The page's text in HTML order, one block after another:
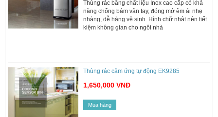
Thùng rác bằng chất liệu Inox cao cấp có khả
năng chống bám vân tay, đóng mở êm ái nhẹ
nhàng, dễ hàng vệ sinh. Hình chữ nhật nên tiết
kiệm không gian cho ngôi nhà
Thùng rác cảm ứng tự động EK9285
1,650,000 VNĐ
Mua hàng